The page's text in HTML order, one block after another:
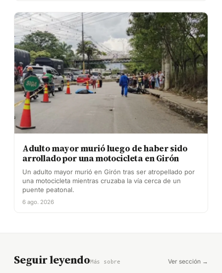
Adulto mayor murió luego de haber sido
arrollado por una motocicleta en Girón
Un adulto mayor murió en Girón tras ser atropellado por
una motocicleta mientras cruzaba la vía cerca de un
puente peatonal.
6 ago. 2026
Seguir leyendoMás sobre Ver sección →